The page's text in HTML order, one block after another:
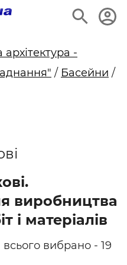
архітектура -
/ Басейни /
виробництва
і матеріалів
всього вибрано - 19